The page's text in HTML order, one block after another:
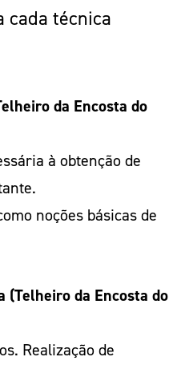
cada técnica
da Encosta do
à obtenção de
noções básicas de
(Telheiro da Encosta do
Realização de